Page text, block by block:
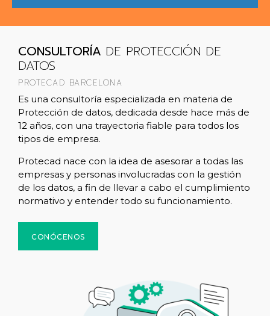
CONSULTORÍA DE PROTECCIÓN DE
DATOS
PROTECAD BARCELONA
Es una consultoría especializada en materia de
Protección de datos, dedicada desde hace más de
12 años, con una trayectoria fiable para todos los
tipos de empresa.
Protecad nace con la idea de asesorar a todas las
empresas y personas involucradas con la gestión
de los datos, a fin de llevar a cabo el cumplimiento
normativo y entender todo su funcionamiento.
CONÓCENOS